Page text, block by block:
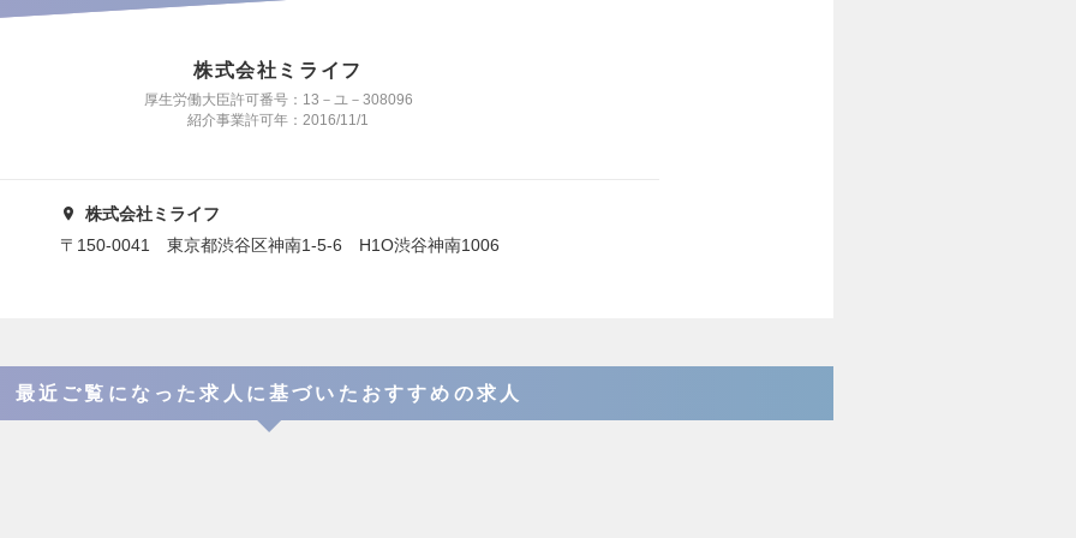
株式会社ミライフ
厚生労働大臣許可番号：13－ユ－308096
紹介事業許可年：2016/11/1
株式会社ミライフ
〒150-0041 東京都渋谷区神南1-5-6 H1O渋谷神南1006
最近ご覧になった求人に基づいたおすすめの求人